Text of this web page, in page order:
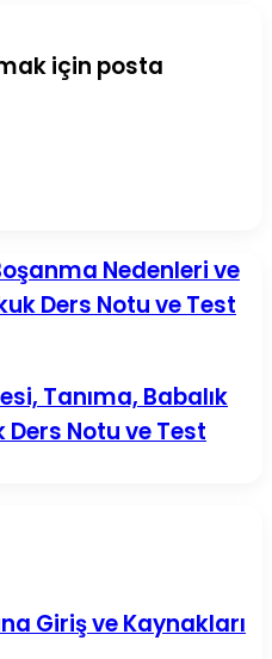
için posta
Nedenleri ve
Ders Notu ve Test
Tanıma, Babalık
Ders Notu ve Test
Giriş ve Kaynakları